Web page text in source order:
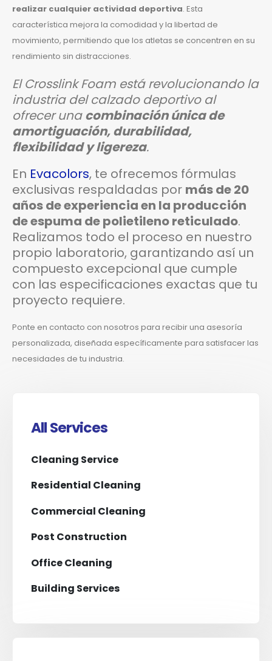
realizar cualquier actividad deportiva. Esta
característica mejora la comodidad y la libertad de
movimiento, permitiendo que los atletas se concentren en su
rendimiento sin distracciones.
El Crosslink Foam está revolucionando la
industria del calzado deportivo al
ofrecer unacombinación única de
amortiguación, durabilidad,
flexibilidad y ligereza.
En Evacolors, te ofrecemos fórmulas
exclusivas respaldadas por más de 20
años de experiencia en la producción
de espuma de polietileno reticulado.
Realizamos todo el proceso en nuestro
propio laboratorio, garantizando así un
compuesto excepcional que cumple
con las especificaciones exactas que tu
proyecto requiere.
Ponte en contacto con nosotros para recibir una asesoría
personalizada, diseñada específicamente para satisfacer las
necesidades de tu industria.
Services
Service Lists
All Services
Cleaning Service
Residential Cleaning
Commercial Cleaning
Post Construction
Office Cleaning
Building Services